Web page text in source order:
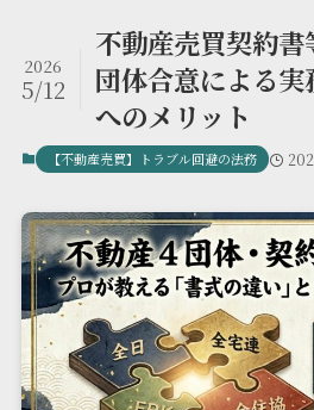
不動産売買契約
団体合意による
へのメリット
2026
5/12
【不動産売買】トラブル回避の法務